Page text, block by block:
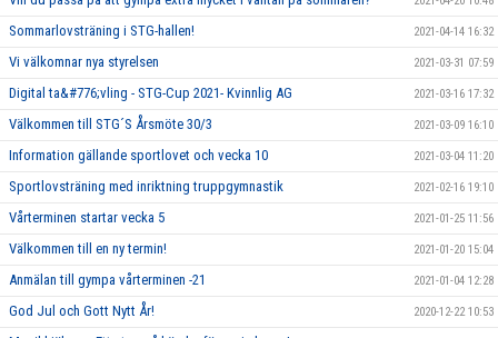
Sommarlovsträning i STG-hallen! 2021-04-14 16:32
Vi välkomnar nya styrelsen 2021-03-31 07:59
Digital ta&#776;vling - STG-Cup 2021- Kvinnlig AG 2021-03-16 17:32
Välkommen till STG´S Årsmöte 30/3 2021-03-09 16:10
Information gällande sportlovet och vecka 10 2021-03-04 11:20
Sportlovsträning med inriktning truppgymnastik 2021-02-16 19:10
Vårterminen startar vecka 5 2021-01-25 11:56
Välkommen till en ny termin! 2021-01-20 15:04
Anmälan till gympa vårterminen -21 2021-01-04 12:28
God Jul och Gott Nytt År! 2020-12-22 10:53